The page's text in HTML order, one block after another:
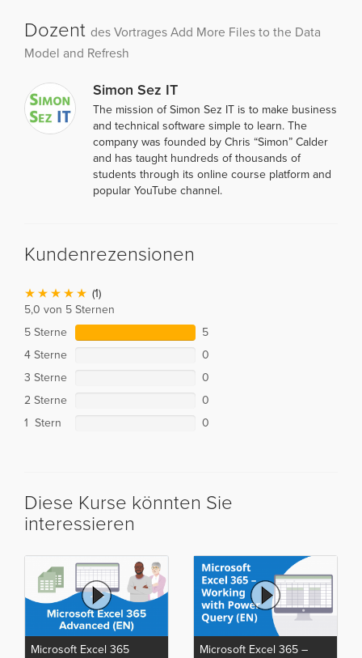
Dozent des Vortrages Add More Files to the Data
Model and Refresh
Simon Sez IT
The mission of Simon Sez IT is to make business
and technical software simple to learn. The
company was founded by Chris “Simon” Calder
and has taught hundreds of thousands of
students through its online course platform and
popular YouTube channel.
Kundenrezensionen
(1)
5,0 von 5 Sternen
5 Sterne
5
4 Sterne
0
3 Sterne
0
2 Sterne
0
1 Stern
0
Diese Kurse könnten Sie
interessieren
Microsoft Excel 365
Microsoft Excel 365 –